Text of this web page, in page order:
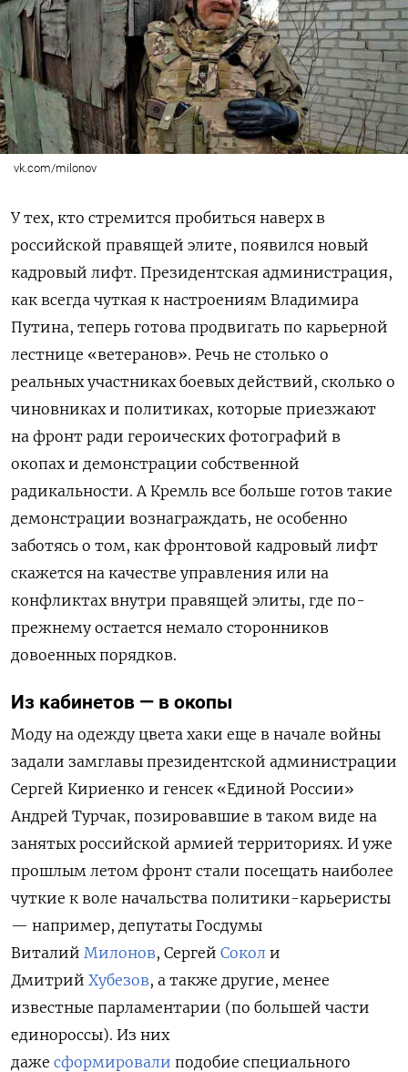
vk.com/milonov
У тех, кто стремится пробиться наверх в
российской правящей элите, появился новый
кадровый лифт. Президентская администрация,
как всегда чуткая к настроениям Владимира
Путина, теперь готова продвигать по карьерной
лестнице «ветеранов». Речь не столько о
реальных участниках боевых действий, сколько о
чиновниках и политиках, которые приезжают
на фронт ради героических фотографий в
окопах и демонстрации собственной
радикальности. А Кремль все больше готов такие
демонстрации вознаграждать, не особенно
заботясь о том, как фронтовой кадровый лифт
скажется на качестве управления или на
конфликтах внутри правящей элиты, где по-
прежнему остается немало сторонников
довоенных порядков.
Из кабинетов — в окопы
Моду на одежду цвета хаки еще в начале войны
задали замглавы президентской администрации
Сергей Кириенко и генсек «Единой России»
Андрей Турчак, позировавшие в таком виде на
занятых российской армией территориях. И уже
прошлым летом фронт стали посещать наиболее
чуткие к воле начальства политики-карьеристы
— например, депутаты Госдумы
Виталий Милонов, Сергей Сокол и
Дмитрий Хубезов, а также другие, менее
известные парламентарии (по большей части
единороссы). Из них
даже сформировали подобие специального